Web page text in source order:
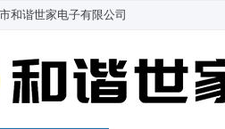
和谐世家电子有限公司